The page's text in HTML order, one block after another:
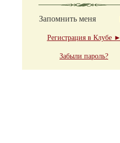
Запомнить меня
Регистрация в Клубе ►
Забыли пароль?